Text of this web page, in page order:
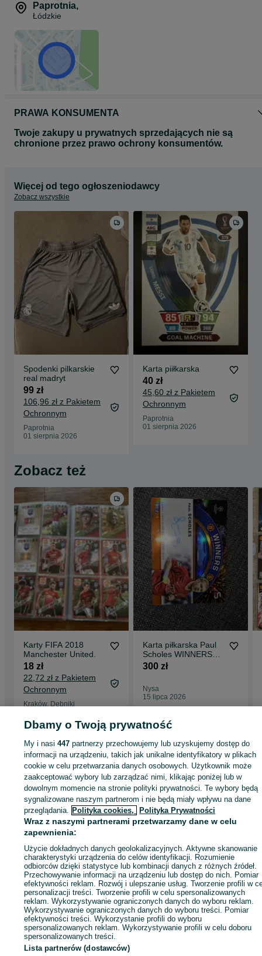
Paprotnia,
Łódzkie
PRAWA KONSUMENTA
Twoje zakupy u prywatnych sprzedających nie są
chronione przez prawo ochrony konsumentów.
Więcej od tego ogłoszeniodawcy
Zobacz wszystkie
Spodenki pilkarskie
real madryt
99 zł
106,96 zł z Pakietem
Ochronnym
Paprotnia
01 sierpnia 2026
Karta piiłkarska
40 zł
45,60 zł z Pakietem
Ochronnym
Paprotnia
01 sierpnia 2026
Zobacz też
Karty FIFA 2018
Manchester United.
18 zł
22,72 zł z Pakietem
Ochronnym
Kraków, Dębniki
Karta piłkarska Paul
Scholes WINNERS
UEFA CHAMPIONS
300 zł
Nysa
15 lipca 2026
Strona główna Antyki i Kolekcje Kolekcje Karty kolekcjonerskie
Karty
kolekcjonerskie - Łódzkie
Karty kolekcjonerskie - Paprotnia
KATEGORIA
ID:1054618261 Wyświetlenia:
Wyślij wiadomość Kup
Dbamy o Twoją prywatność
My i nasi447 partnerzy przechowujemy lub uzyskujemy dostęp do
informacji na urządzeniu, takich jak unikalne identyfikatory w plikach
cookie w celu przetwarzania danych osobowych. Użytkownik może
zaakceptować wybory lub zarządzać nimi, klikając poniżej lub w
dowolnym momencie na stronie polityki prywatności. Te wybory będą
sygnalizowane naszym partnerom i nie będą miały wpływu na dane
przeglądania. Polityka cookies, Polityka Prywatności
Wraz z naszymi partnerami przetwarzamy dane w celu
zapewnienia:
Użycie dokładnych danych geolokalizacyjnych. Aktywne skanowanie
charakterystyki urządzenia do celów identyfikacji. Rozumienie
odbiorców dzięki statystyce lub kombinacji danych z różnych źródeł.
Przechowywanie informacji na urządzeniu lub dostęp do nich. Pomiar
efektywności reklam. Rozwój i ulepszanie usług. Tworzenie profili w
personalizacji treści. Tworzenie profili w celu spersonalizowanych
reklam. Wykorzystywanie ograniczonych danych do wyboru reklam.
Wykorzystywanie ograniczonych danych do wyboru treści. Pomiar
efektywności treści. Wykorzystanie profili do wyboru
spersonalizowanych reklam. Wykorzystywanie profili w celu doboru
spersonalizowanych treści.
Lista partnerów (dostawców)